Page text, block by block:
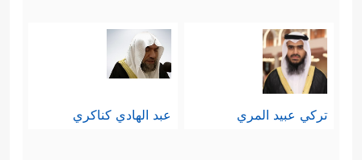
تركي عبيد المري عبد الهادي كناكري